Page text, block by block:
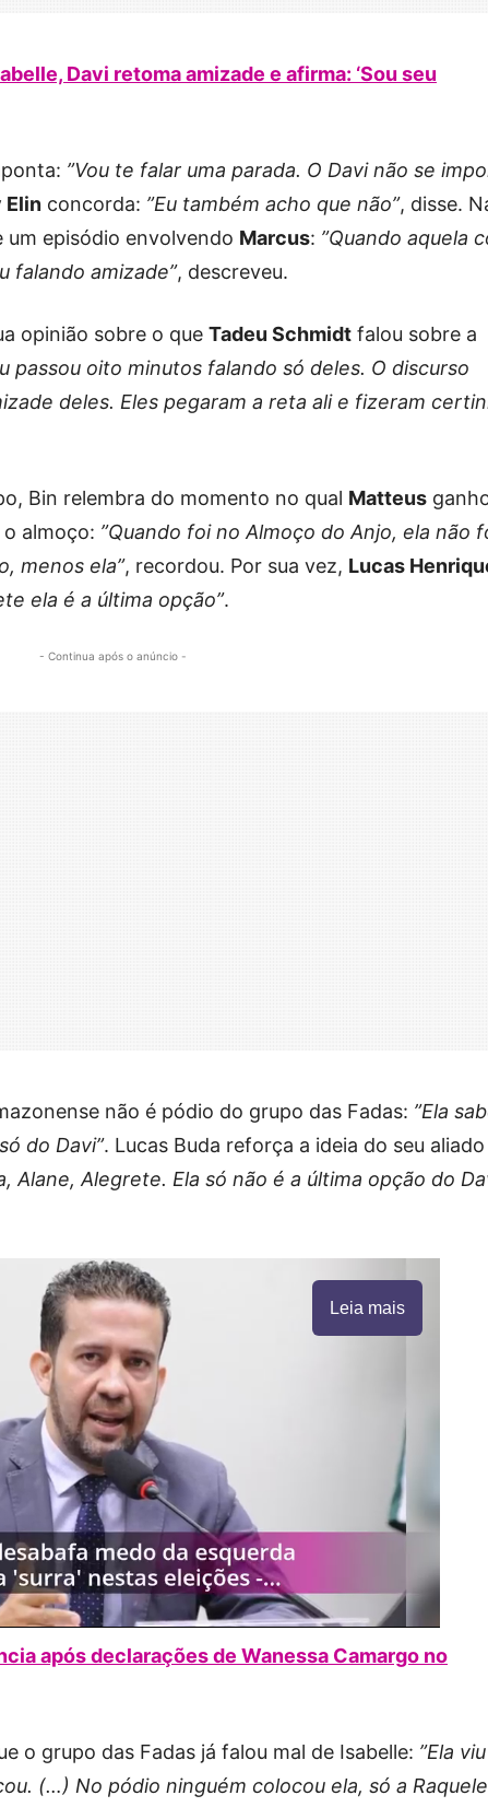
Davi retoma amizade e afirma: ‘Sou seu
”Vou te falar uma parada. O Davi não se
Elin concorda: ”Eu também acho que não”, disse.
um episódio envolvendo Marcus: ”Quando aquela
falando amizade”, descreveu.
opinião sobre o que Tadeu Schmidt falou sobre a
passou oito minutos falando só deles. O discurso
deles. Eles pegaram a reta ali e fizeram
Bin relembra do momento no qual Matteus
almoço: ”Quando foi no Almoço do Anjo, ela não
menos ela”, recordou. Por sua vez, Lucas
ela é a última opção”.
- Continua após o anúncio -
não é pódio do grupo das Fadas: ”Ela
do Davi”. Lucas Buda reforça a ideia do seu
Alane, Alegrete. Ela só não é a última opção do
Leia mais
após declarações de Wanessa Camargo no
o grupo das Fadas já falou mal de Isabelle: ”Ela viu
(…) No pódio ninguém colocou ela, só a